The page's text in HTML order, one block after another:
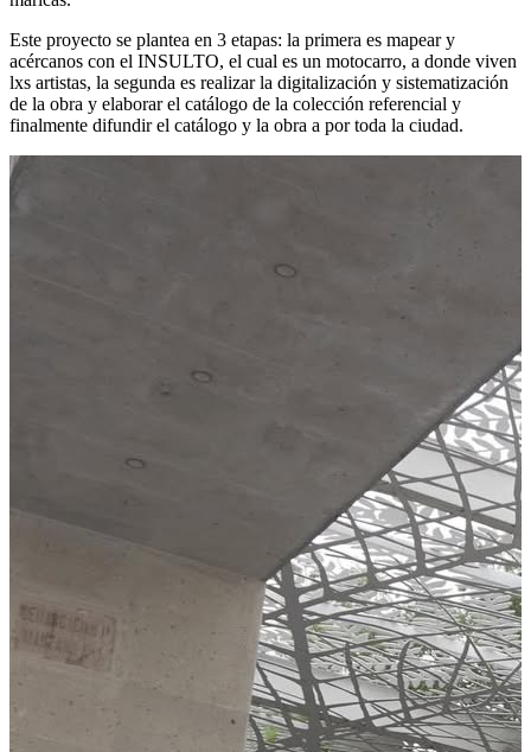
Este proyecto se plantea en 3 etapas: la primera es mapear y
acércanos con el INSULTO, el cual es un motocarro, a donde viven
lxs artistas, la segunda es realizar la digitalización y sistematización
de la obra y elaborar el catálogo de la colección referencial y
finalmente difundir el catálogo y la obra a por toda la ciudad.